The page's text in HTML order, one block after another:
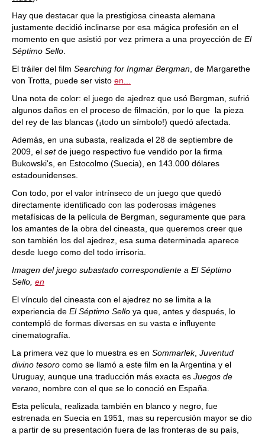
Hay que destacar que la prestigiosa cineasta alemana
justamente decidió inclinarse por esa mágica profesión en el
momento en que asistió por vez primera a una proyección de El
Séptimo Sello
El tráiler del film Searching for Ingmar Bergman , de Margarethe
von Trotta, puede ser visto en...
Una nota de color: el juego de ajedrez que usó Bergman, sufrió
algunos daños en el proceso de filmación, por lo que la pieza
del rey de las blancas (¡todo un símbolo!) quedó afectada.
Además, en una subasta, realizada el 28 de septiembre de
2009, el setde juego respectivo fue vendido por la firma
Bukowski's, en Estocolmo (Suecia), en 143.000 dólares
estadounidenses.
Con todo, por el valor intrínseco de un juego que quedó
directamente identificado con las poderosas imágenes
metafísicas de la película de Bergman, seguramente que para
los amantes de la obra del cineasta, que queremos creer que
son también los del ajedrez, esa suma determinada aparece
desde luego como del todo irrisoria.
Imagen del juego subastado correspondiente a El Séptimo
Sello, en
El vínculo del cineasta con el ajedrez no se limita a la
experiencia de El Séptimo Sello ya que, antes y después, lo
contempló de formas diversas en su vasta e influyente
cinematografía.
La primera vez que lo muestra es en Sommarlek, Juventud
divino tesoro como se llamó a este film en la Argentina y el
Uruguay, aunque una traducción más exacta es Juegos de
verano , nombre con el que se lo conoció en España.
Esta película, realizada también en blanco y negro, fue
estrenada en Suecia en 1951, mas su repercusión mayor se dio
a partir de su presentación fuera de las fronteras de su país,